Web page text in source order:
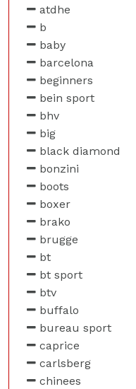
atdhe
b
baby
barcelona
beginners
bein sport
bhv
big
black diamond
bonzini
boots
boxer
brako
brugge
bt
bt sport
btv
buffalo
bureau sport
caprice
carlsberg
chinees